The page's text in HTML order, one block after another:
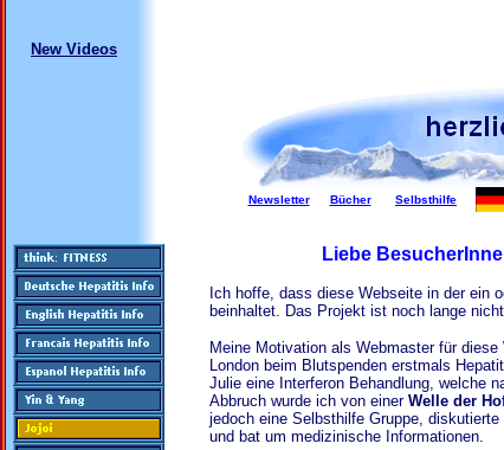
New Videos
Newsletter Bücher Selbsthilfe
Liebe
Ich hoffe, dass diese Webseite in der ein
beinhaltet. Das Projekt ist noch lange
Meine Motivation als Webmaster für
London beim Blutspenden erstmals
Julie eine Interferon Behandlung, welche
Abbruch wurde ich von einer Welle der
jedoch eine Selbsthilfe Gruppe,
und bat um medizinische Informationen.